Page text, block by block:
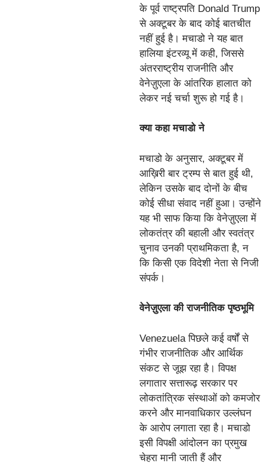
के पूर्व राष्ट्रपति Donald Trump
से अक्टूबर के बाद कोई बातचीत
नहीं हुई है। मचाडो ने यह बात
हालिया इंटरव्यू में कही, जिससे
अंतरराष्ट्रीय राजनीति और
वेनेज़ुएला के आंतरिक हालात को
लेकर नई चर्चा शुरू हो गई है।
क्या कहा मचाडो ने
मचाडो के अनुसार, अक्टूबर में
आख़िरी बार ट्रम्प से बात हुई थी,
लेकिन उसके बाद दोनों के बीच
कोई सीधा संवाद नहीं हुआ। उन्होंने
यह भी साफ किया कि वेनेज़ुएला में
लोकतंत्र की बहाली और स्वतंत्र
चुनाव उनकी प्राथमिकता है, न
कि किसी एक विदेशी नेता से निजी
संपर्क।
वेनेज़ुएला की राजनीतिक पृष्ठभूमि
Venezuela पिछले कई वर्षों से
गंभीर राजनीतिक और आर्थिक
संकट से जूझ रहा है। विपक्ष
लगातार सत्तारूढ़ सरकार पर
लोकतांत्रिक संस्थाओं को कमजोर
करने और मानवाधिकार उल्लंघन
के आरोप लगाता रहा है। मचाडो
इसी विपक्षी आंदोलन का प्रमुख
चेहरा मानी जाती हैं और